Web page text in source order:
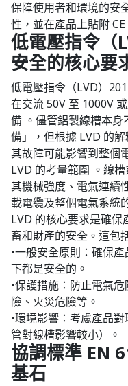
保障使用者和環境的安
性，並在產品上貼附 CE
低電壓指令（
安全的核心要
低電壓指令（LVD）
在交流 50V 至 1000V
備 。儘管鋁製線槽本
備」，但根據 LVD 的
其故障可能影響到整個
LVD 的考量範圍 。線
其機械強度、電氣連續
載電纜及整個電氣系統
LVD 的核心要求是確保
畜和財產的安全。這包
•一般安全原則：確保
下都是安全的。
•保護措施：防止電氣
險、火災危險等。
•環境影響：考慮產品
管對線槽影響較小）。
協調標準 EN
基石